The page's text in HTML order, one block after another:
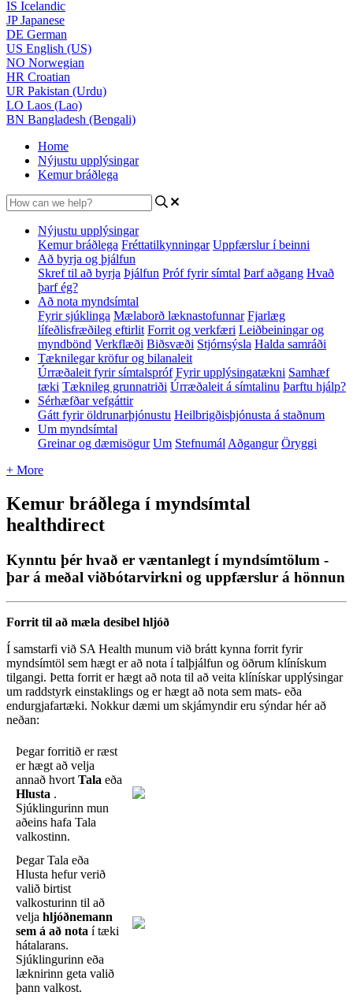
IS Icelandic
JPJapanese
DE German
US English (US)
NO Norwegian
HR Croatian
UR Pakistan (Urdu)
LO Laos (Lao)
BN Bangladesh (Bengali)
Home
Nýjustu upplýsingar
Kemur bráðlega
Nýjustu upplýsingar
Kemur bráðlega Fréttatilkynningar Uppfærslur í beinni
Að byrja og þjálfun
Skref til að byrja Þjálfun Próf fyrir símtal Þarf aðgang Hvað
þarf ég?
Að nota myndsímtal
Fyrir sjúklinga Mælaborð læknastofunnar Fjarlæg
lífeðlisfræðileg eftirlit Forrit og verkfæri Leiðbeiningar og
myndbönd Verkflæði Biðsvæði Stjórnsýsla Halda samráði
Tæknilegar kröfur og bilanaleit
Úrræðaleit fyrir símtalspróf Fyrir upplýsingatækni Samhæf
tæki Tæknileg grunnatriði Úrræðaleit á símtalinu Þarftu hjálp?
Sérhæfðar vefgáttir
Gátt fyrir öldrunarþjónustu Heilbrigðisþjónusta á staðnum
Um myndsímtal
Greinar og dæmisögur Um Stefnumál Aðgangur Öryggi
+ More
Kemur bráðlega í myndsímtal
healthdirect
Kynntu þér hvað er væntanlegt í myndsímtölum -
þar á meðal viðbótarvirkni og uppfærslur á hönnun
Forrit til að mæla desibel hljóð
Í samstarfi við SA Health munum við brátt kynna forrit fyrir
myndsímtöl sem hægt er að nota í talþjálfun og öðrum klínískum
tilgangi. Þetta forrit er hægt að nota til að veita klínískar upplýsingar
um raddstyrk einstaklings og er hægt að nota sem mats- eða
endurgjafartæki. Nokkur dæmi um skjámyndir eru sýndar hér að
neðan:
Þegar forritið er ræst
er hægt að velja
annað hvort Tala eða
Hlusta .
Sjúklingurinn mun
aðeins hafa Tala
valkostinn.
Þegar Tala eða
Hlusta hefur verið
valið birtist
valkosturinn til að
velja hljóðnemann
sem á að nota í tæki
hátalarans.
Sjúklingurinn eða
læknirinn geta valið
þann valkost.